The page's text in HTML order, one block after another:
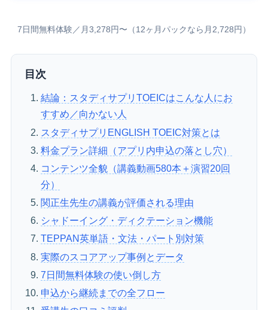
7日間無料体験／月3,278円〜（12ヶ月パックなら月2,728円）
目次
結論：スタディサプリTOEICはこんな人にお
すすめ／向かない人
スタディサプリENGLISH TOEIC対策とは
料金プラン詳細（アプリ内申込の落とし穴）
コンテンツ全貌（講義動画580本＋演習20回
分）
関正生先生の講義が評価される理由
シャドーイング・ディクテーション機能
TEPPAN英単語・文法・パート別対策
実際のスコアアップ事例とデータ
7日間無料体験の使い倒し方
申込から継続までの全フロー